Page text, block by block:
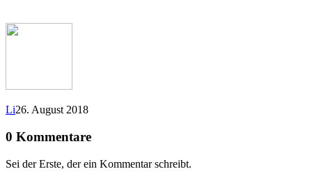
Li26. August 2018
0 Kommentare
Sei der Erste, der ein Kommentar schreibt.